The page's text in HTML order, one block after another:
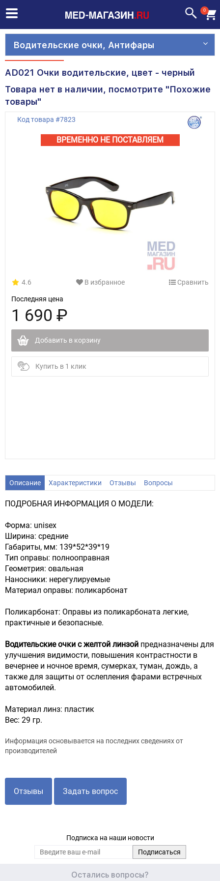
0
Водительские очки, Антифары
AD021 Очки водительские, цвет - черный
Товара нет в наличии, посмотрите "Похожие
товары"
Код товара #7823
ВРЕМЕННО НЕ ПОСТАВЛЯЕМ
4.6 В избранное Сравнить
Последняя цена
1 690 ₽
Добавить в корзину
Купить в 1 клик
Описание Характеристики Отзывы Вопросы
ПОДРОБНАЯ ИНФОРМАЦИЯ О МОДЕЛИ:
Форма: unisex
Ширина: средние
Габариты, мм: 139*52*39*19
Тип оправы: полнооправная
Геометрия: овальная
Наносники: нерегулируемые
Материал оправы: поликарбонат
Поликарбонат: Оправы из поликарбоната легкие,
практичные и безопасные.
Водительские очки с желтой линзой предназначены для
улучшения видимости, повышения контрастности в
вечернее и ночное время, сумерках, туман, дождь, а
также для защиты от ослепления фарами встречных
автомобилей.
Материал линз: пластик
Вес: 29 гр.
Информация основывается на последних сведениях от
производителей
Отзывы Задать вопрос
Подписка на наши новости
Остались вопросы?